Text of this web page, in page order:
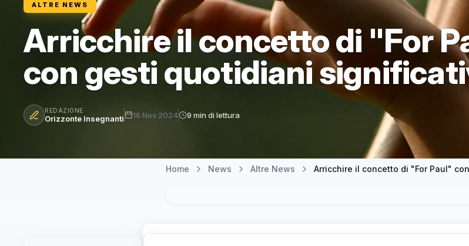
ALTRE NEWS
Arricchire il concetto di "For
con gesti quotidiani
REDAZIONE
Orizzonte Insegnanti 16 Nov 2024 9 min di lettura
Home News Altre News Arricchire il concetto di "For Paul"